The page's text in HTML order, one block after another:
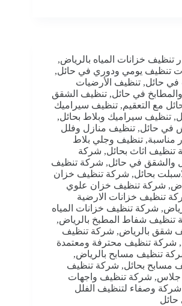
تنظيف خزانات المياه بالرياض,
تنظيف يومي ودوري في حائل,
في حائل, تنظيف الأرضيات
في حائل, تنظيف الشقق
مع التعقيم, تنظيف سيراميك
, تنظيف سيراميك وبلاط بحائل,
في حائل, تنظيف منازل وفلل
مناسبة, تنظيف وجلي بلاط
تنظيف اثاث بحائل, شركة
والشقق في حائل, شركة تنظيف
بحائل, شركة تنظيف خزان
, شركة تنظيف خزان علوي
تنظيف خزانات الارضية
, شركة تنظيف خزانات المياه
تنظيف شفاط المطبخ بالرياض,
شقق بالرياض, شركة تنظيف
, شركة تنظيف محترفة ومعتمدة
تنظيف مسابح بالرياض,
مسابح بحائل, شركة تنظيف
جلاس, شركة تنظيف واجهات
شركة وصفاء لتنظيف الفلل